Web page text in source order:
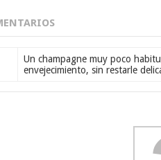
Un champagne muy poco
envejecimiento, sin restarle